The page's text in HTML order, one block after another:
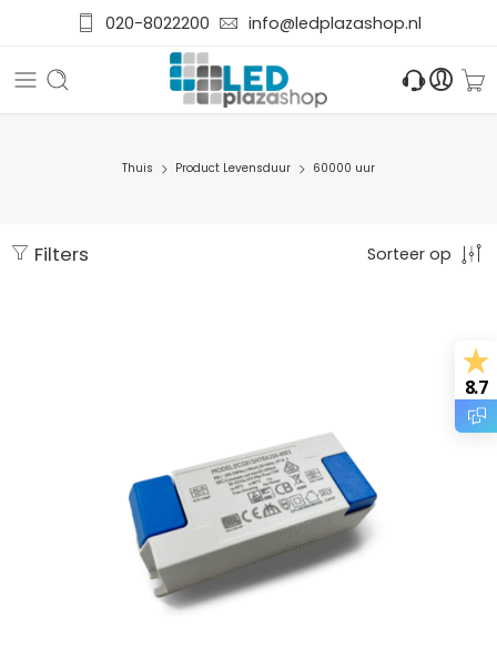
020-8022200 info@ledplazashop.nl
Thuis Product Levensduur 60000 uur
Filters Sorteer op
8.7